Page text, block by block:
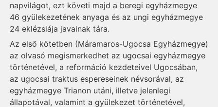
napvilágot, ezt követi majd a beregi egyházmegye
46 gyülekezetének anyaga és az ungi egyházmegye
24 eklézsiája javainak tára.
Az első kötetben (Márama­ros-Ugocsa Egyházmegye)
az olvasó megismerkedhet az ugocsai egyházmegye
történetével, a reformáció kezdeteivel Ugocsában,
az ugocsai traktus espereseinek névsorával, az
egyházmegye Trianon utáni, illetve jelenlegi
állapotával, valamint a gyülekezet történetével,